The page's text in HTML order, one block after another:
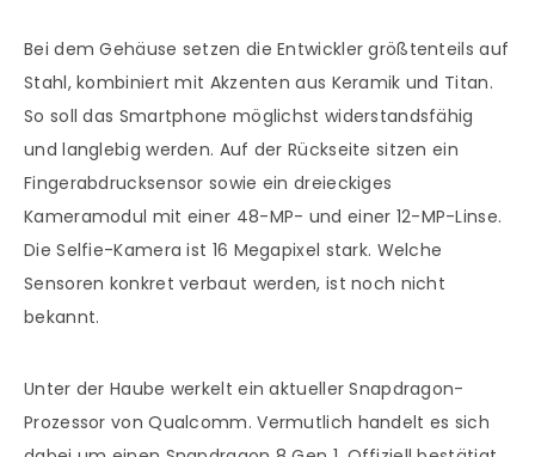
Bei dem Gehäuse setzen die Entwickler größtenteils auf
Stahl, kombiniert mit Akzenten aus Keramik und Titan.
So soll das Smartphone möglichst widerstandsfähig
und langlebig werden. Auf der Rückseite sitzen ein
Fingerabdrucksensor sowie ein dreieckiges
Kameramodul mit einer 48-MP- und einer 12-MP-Linse.
Die Selfie-Kamera ist 16 Megapixel stark. Welche
Sensoren konkret verbaut werden, ist noch nicht
bekannt.
Unter der Haube werkelt ein aktueller Snapdragon-
Prozessor von Qualcomm. Vermutlich handelt es sich